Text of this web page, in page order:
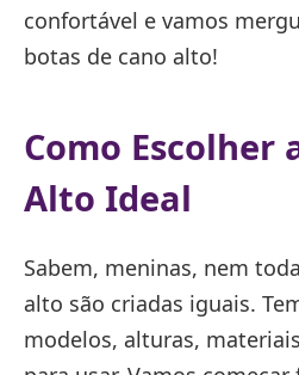
confortável e vamos
botas de cano alto!
Como Escolher
Alto Ideal
Sabem, meninas, nem
alto são criadas iguais.
modelos, alturas,